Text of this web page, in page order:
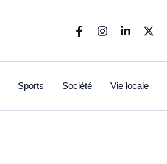
Sports Société Vie locale